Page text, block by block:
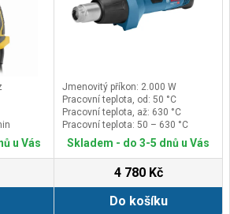
u Vás
Jmenovitý příkon: 2.000 W
Pracovní teplota, od: 50 °C
Pracovní teplota, až: 630 °C
Pracovní teplota: 50 – 630 °C
Skladem - do 3-5 dnů u Vás
4 780 Kč
Do košíku